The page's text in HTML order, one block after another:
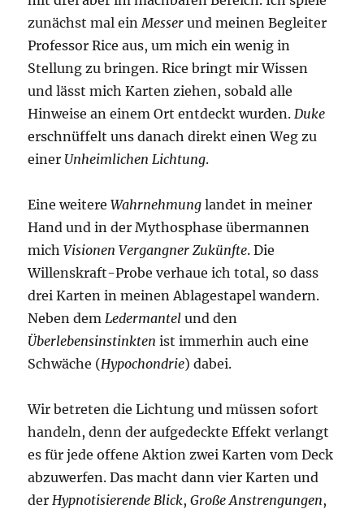
zunächst mal ein Messer und meinen Begleiter
Professor Rice aus, um mich ein wenig in
Stellung zu bringen. Rice bringt mir Wissen
und lässt mich Karten ziehen, sobald alle
Hinweise an einem Ort entdeckt wurden. Duke
erschnüffelt uns danach direkt einen Weg zu
einer Unheimlichen Lichtung.
Eine weitereWahrnehmung landet in meiner
Hand und in der Mythosphase übermannen
michVisionen Vergangner Zukünfte. Die
Willenskraft-Probe verhaue ich total, so dass
drei Karten in meinen Ablagestapel wandern.
Neben dem Ledermantel und den
Überlebensinstinkten ist immerhin auch eine
Schwäche (Hypochondrie) dabei.
Wir betreten die Lichtung und müssen sofort
handeln, denn der aufgedeckte Effekt verlangt
es für jede offene Aktion zwei Karten vom Deck
abzuwerfen. Das macht dann vier Karten und
der Hypnotisierende Blick,Große Anstrengungen,